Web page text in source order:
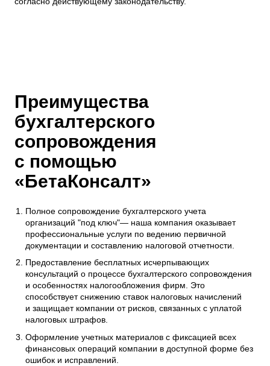
Преимущества
бухгалтерского
сопровождения
с помощью
«БетаКонсалт»
Полное сопровождение бухгалтерского учета
организаций "под ключ"— наша компания оказывает
профессиональные услуги по ведению первичной
документации и составлению налоговой отчетности.
Предоставление бесплатных исчерпывающих
консультаций о процессе бухгалтерского сопровождения
и особенностях налогообложения фирм. Это
способствует снижению ставок налоговых начислений
и защищает компании от рисков, связанных с уплатой
налоговых штрафов.
Оформление учетных материалов с фиксацией всех
финансовых операций компании в доступной форме без
ошибок и исправлений.